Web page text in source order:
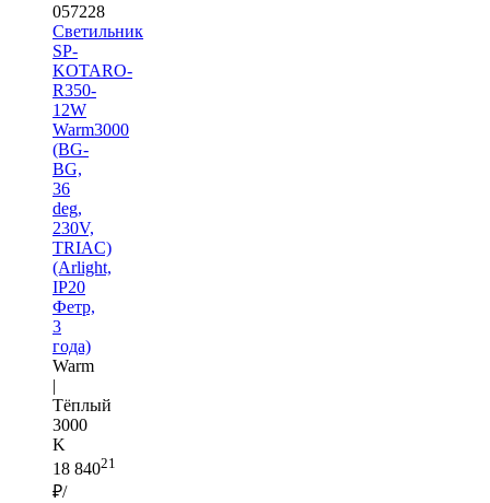
057228
Светильник
SP-
KOTARO-
R350-
12W
Warm3000
(BG-
BG,
36
deg,
230V,
TRIAC)
(Arlight,
IP20
Фетр,
3
года)
Warm
|
Тёплый
3000
K
18 84021
₽/